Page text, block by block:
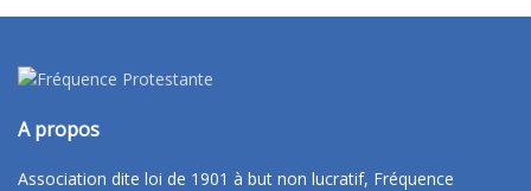
A propos
Association dite loi de 1901 à but non lucratif, Fréquence